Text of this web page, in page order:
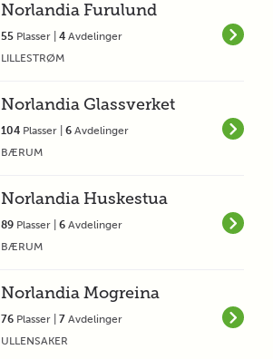
Norlandia Furulund
55 Plasser | 4 Avdelinger
LILLESTRØM
Norlandia Glassverket
104 Plasser | 6 Avdelinger
BÆRUM
Norlandia Huskestua
89 Plasser | 6 Avdelinger
BÆRUM
Norlandia Mogreina
76 Plasser | 7 Avdelinger
ULLENSAKER